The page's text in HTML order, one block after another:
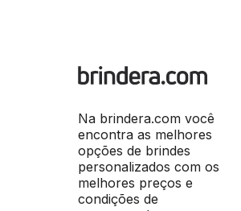
Na brindera.com você
encontra as melhores
opções de brindes
personalizados com os
melhores preços e
condições de